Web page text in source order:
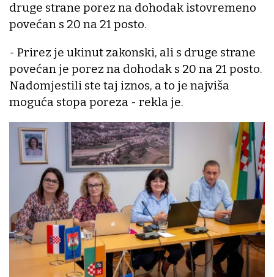
druge strane porez na dohodak istovremeno
povećan s 20 na 21 posto.
- Prirez je ukinut zakonski, ali s druge strane
povećan je porez na dohodak s 20 na 21 posto.
Nadomjestili ste taj iznos, a to je najviša
moguća stopa poreza - rekla je.